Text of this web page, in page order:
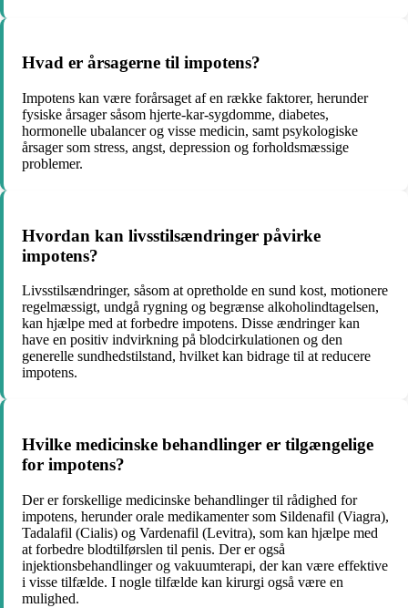
Hvad er årsagerne til impotens?
Impotens kan være forårsaget af en række faktorer, herunder
fysiske årsager såsom hjerte-kar-sygdomme, diabetes,
hormonelle ubalancer og visse medicin, samt psykologiske
årsager som stress, angst, depression og forholdsmæssige
problemer.
Hvordan kan livsstilsændringer påvirke
impotens?
Livsstilsændringer, såsom at opretholde en sund kost, motionere
regelmæssigt, undgå rygning og begrænse alkoholindtagelsen,
kan hjælpe med at forbedre impotens. Disse ændringer kan
have en positiv indvirkning på blodcirkulationen og den
generelle sundhedstilstand, hvilket kan bidrage til at reducere
impotens.
Hvilke medicinske behandlinger er tilgængelige
for impotens?
Der er forskellige medicinske behandlinger til rådighed for
impotens, herunder orale medikamenter som Sildenafil (Viagra),
Tadalafil (Cialis) og Vardenafil (Levitra), som kan hjælpe med
at forbedre blodtilførslen til penis. Der er også
injektionsbehandlinger og vakuumterapi, der kan være effektive
i visse tilfælde. I nogle tilfælde kan kirurgi også være en
mulighed.